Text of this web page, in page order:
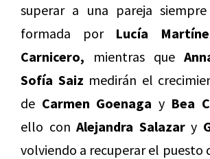
superar a una pareja
formada por Lucía
Carnicero, mientras que
Sofía Saiz medirán el
de Carmen Goenaga y Bea
ello con Alejandra Salazary
volviendo a recuperar el puesto